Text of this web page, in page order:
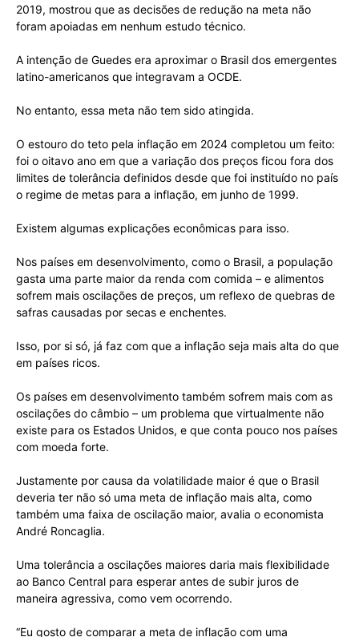
2019, mostrou que as decisões de redução na meta não
foram apoiadas em nenhum estudo técnico.
A intenção de Guedes era aproximar o Brasil dos emergentes
latino-americanos que integravam a OCDE.
No entanto, essa meta não tem sido atingida.
O estouro do teto pela inflação em 2024 completou um feito:
foi o oitavo ano em que a variação dos preços ficou fora dos
limites de tolerância definidos desde que foi instituído no país
o regime de metas para a inflação, em junho de 1999.
Existem algumas explicações econômicas para isso.
Nos países em desenvolvimento, como o Brasil, a população
gasta uma parte maior da renda com comida – e alimentos
sofrem mais oscilações de preços, um reflexo de quebras de
safras causadas por secas e enchentes.
Isso, por si só, já faz com que a inflação seja mais alta do que
em países ricos.
Os países em desenvolvimento também sofrem mais com as
oscilações do câmbio – um problema que virtualmente não
existe para os Estados Unidos, e que conta pouco nos países
com moeda forte.
Justamente por causa da volatilidade maior é que o Brasil
deveria ter não só uma meta de inflação mais alta, como
também uma faixa de oscilação maior, avalia o economista
André Roncaglia.
Uma tolerância a oscilações maiores daria mais flexibilidade
ao Banco Central para esperar antes de subir juros de
maneira agressiva, como vem ocorrendo.
“Eu gosto de comparar a meta de inflação com uma